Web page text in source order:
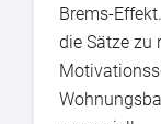
Brems-
die Sätze zu